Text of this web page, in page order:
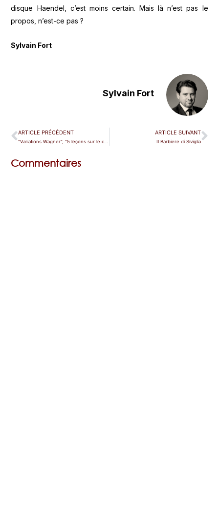
disque Haendel, c’est moins certain. Mais là n’est pas le
propos, n’est-ce pas ?
Sylvain Fort
Sylvain Fort
ARTICLE PRÉCÉDENT ARTICLE SUIVANT
Il Barbiere di Siviglia
Commentaires